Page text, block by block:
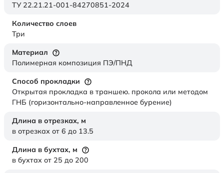
ТУ 22.21.21-001-84270851-2024
Количество слоев
Три
Материал
Полимерная композиция ПЭ/ПНД
Способ прокладки
Открытая прокладка в траншею. прокола или методом
ГНБ (горизонтально-направленное бурение)
Длина в отрезках, м
в отрезках от 6 до 13.5
Длина в бухтах, м
в бухтах от 25 до 200